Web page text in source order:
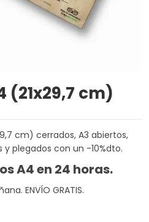
(21x29,7 cm)
cm) cerrados, A3 abiertos,
plegados con un -10%dto.
A4 en 24 horas.
ENVÍO GRATIS.